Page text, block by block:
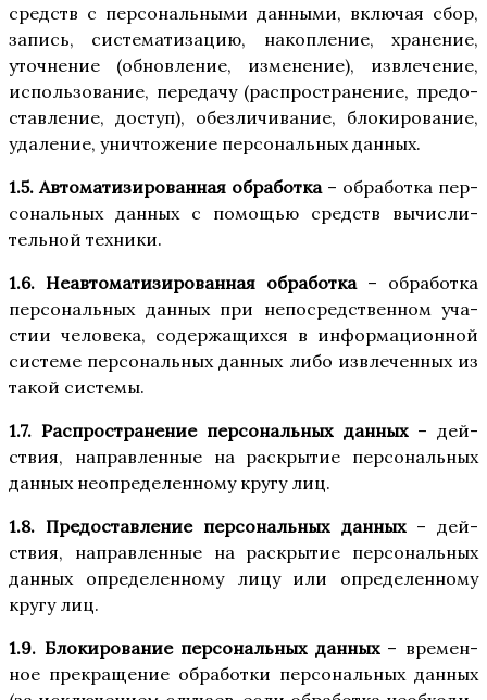
средств с пер­со­наль­ны­ми дан­ны­ми, вклю­чая сбор,
запись, систе­ма­ти­за­цию, накоп­ле­ние, хра­не­ние,
уточ­не­ние (обнов­ле­ние, изме­не­ние), извле­че­ние,
исполь­зо­ва­ние, пере­да­чу (рас­про­стра­не­ние, предо­
став­ле­ние, доступ), обез­ли­чи­ва­ние, бло­ки­ро­ва­ние,
уда­ле­ние, уни­что­же­ние пер­со­наль­ных данных.
1.5. Авто­ма­ти­зи­ро­ван­ная обра­бот­ка– обра­бот­ка пер­
со­наль­ных дан­ных с помо­щью средств вычис­ли­
тель­ной техники.
1.6. Неав­то­ма­ти­зи­ро­ван­ная обра­бот­ка– обра­бот­ка
пер­со­наль­ных дан­ных при непо­сред­ствен­ном уча­
стии чело­ве­ка, содер­жа­щих­ся в инфор­ма­ци­он­ной
систе­ме пер­со­наль­ных дан­ных либо извле­чен­ных из
такой системы.
1.7. Рас­про­стра­не­ние пер­со­наль­ных дан­ных– дей­
ствия, направ­лен­ные на рас­кры­тие пер­со­наль­ных
дан­ных неопре­де­лен­но­му кру­гу лиц.
1.8. Предо­став­ле­ние пер­со­наль­ных дан­ных– дей­
ствия, направ­лен­ные на рас­кры­тие пер­со­наль­ных
дан­ных опре­де­лен­но­му лицу или опре­де­лен­но­му
кру­гу лиц.
1.9. Бло­ки­ро­ва­ние пер­со­наль­ных дан­ных– вре­мен­
ное пре­кра­ще­ние обра­бот­ки пер­со­наль­ных дан­ных